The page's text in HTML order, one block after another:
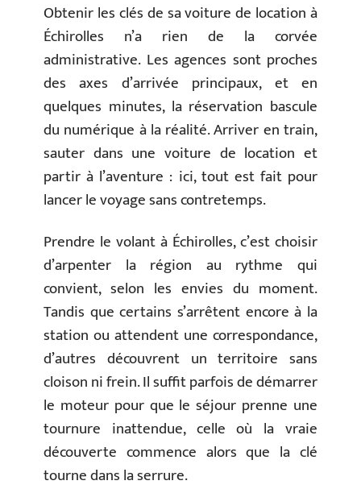
Obtenir les clés de sa voiture de location à
Échirolles n’a rien de la corvée
administrative. Les agences sont proches
des axes d’arrivée principaux, et en
quelques minutes, la réservation bascule
du numérique à la réalité. Arriver en train,
sauter dans une voiture de location et
partir à l’aventure : ici, tout est fait pour
lancer le voyage sans contretemps.
Prendre le volant à Échirolles, c’est choisir
d’arpenter la région au rythme qui
convient, selon les envies du moment.
Tandis que certains s’arrêtent encore à la
station ou attendent une correspondance,
d’autres découvrent un territoire sans
cloison ni frein. Il suffit parfois de démarrer
le moteur pour que le séjour prenne une
tournure inattendue, celle où la vraie
découverte commence alors que la clé
tourne dans la serrure.